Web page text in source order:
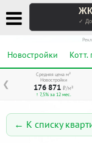
✓
Новостройки Котт.
❮
Средняя цена м²
Новостройки
176 871 ₽/м²
↑ 7,5% за 12 мес.
← К списку